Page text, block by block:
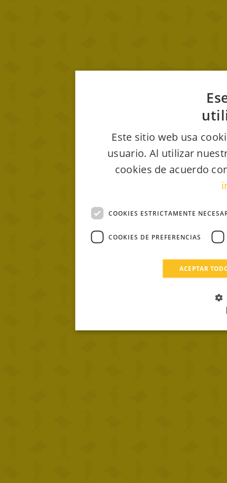
Este sitio web usa
usuario. Al utilizar
cookies de acuerdo
COOKIES ESTRICTAMENTE
COOKIES DE PREFERENCIAS
ACEPTAR